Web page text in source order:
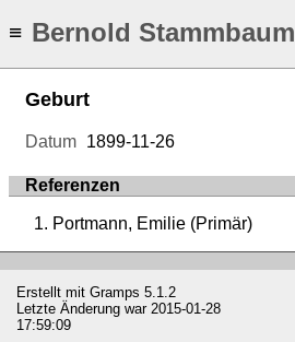
≡ Bernold Stammbaum
Geburt
Datum 1899-11-26
Referenzen
Portmann, Emilie (Primär)
Erstellt mit Gramps 5.1.2
Letzte Änderung war 2015-01-28
17:59:09